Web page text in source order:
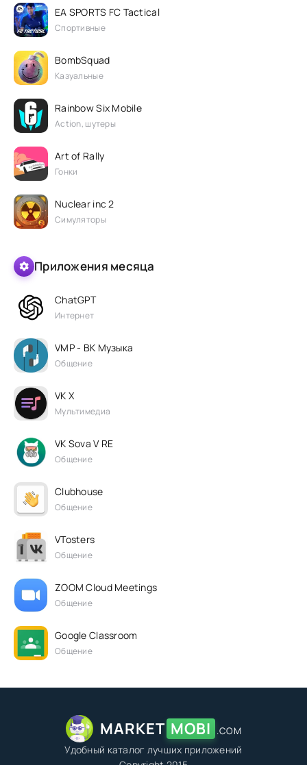
EA SPORTS FC Tactical
Спортивные
BombSquad
Казуальные
Rainbow Six Mobile
Action, шутеры
Art of Rally
Гонки
Nuclear inc 2
Симуляторы
Приложения месяца
ChatGPT
Интернет
VMP - ВК Музыка
Общение
VK X
Мультимедиа
VK Sova V RE
Общение
Clubhouse
Общение
VTosters
Общение
ZOOM Cloud Meetings
Общение
Google Classroom
Общение
MARKET MOBI .COM
Удобный каталог лучших приложений